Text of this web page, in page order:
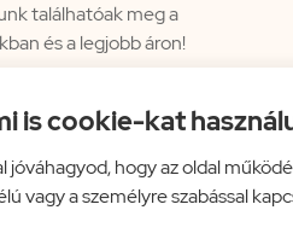
is cookie-kat
hogy az oldal
vagy a személyre szabással
találhatóak meg a
és a legjobb áron!